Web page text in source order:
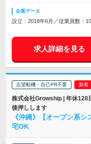
企業データ
設立：2018年6月／従業員数：
求人詳細を見る
志望動機・自己PR不要
株式会社Growship | 年休128
後押しします
《沖縄》【オープン系
宅OK